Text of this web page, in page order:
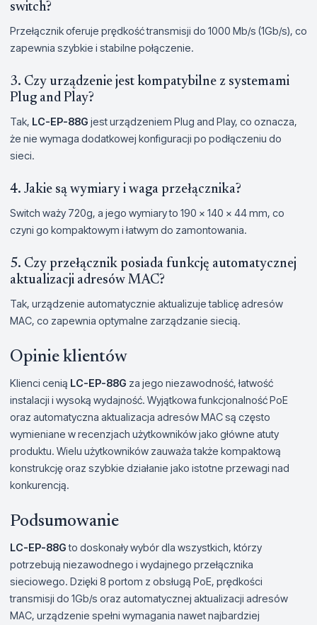
switch?
Przełącznik oferuje prędkość transmisji do 1000 Mb/s (1Gb/s), co
zapewnia szybkie i stabilne połączenie.
3. Czy urządzenie jest kompatybilne z systemami
Plug and Play?
Tak, LC-EP-88G jest urządzeniem Plug and Play, co oznacza,
że nie wymaga dodatkowej konfiguracji po podłączeniu do
sieci.
4. Jakie są wymiary i waga przełącznika?
Switch waży 720g, a jego wymiary to 190 x 140 x 44 mm, co
czyni go kompaktowym i łatwym do zamontowania.
5. Czy przełącznik posiada funkcję automatycznej
aktualizacji adresów MAC?
Tak, urządzenie automatycznie aktualizuje tablicę adresów
MAC, co zapewnia optymalne zarządzanie siecią.
Opinie klientów
Klienci cenią LC-EP-88G za jego niezawodność, łatwość
instalacji i wysoką wydajność. Wyjątkowa funkcjonalność PoE
oraz automatyczna aktualizacja adresów MAC są często
wymieniane w recenzjach użytkowników jako główne atuty
produktu. Wielu użytkowników zauważa także kompaktową
konstrukcję oraz szybkie działanie jako istotne przewagi nad
konkurencją.
Podsumowanie
LC-EP-88Gto doskonały wybór dla wszystkich, którzy
potrzebują niezawodnego i wydajnego przełącznika
sieciowego. Dzięki 8 portom z obsługą PoE, prędkości
transmisji do 1Gb/s oraz automatycznej aktualizacji adresów
MAC, urządzenie spełni wymagania nawet najbardziej